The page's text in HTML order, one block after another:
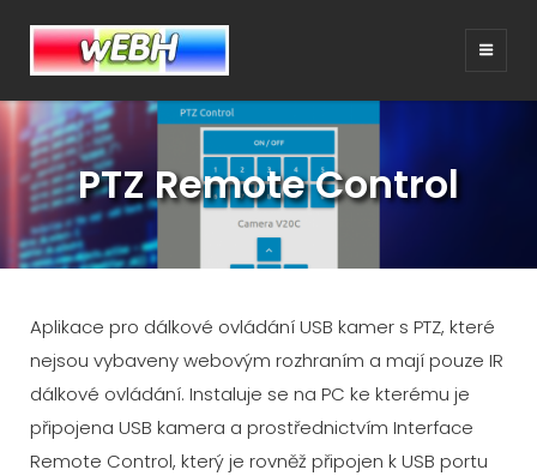
PTZ Remote Control
Aplikace pro dálkové ovládání USB kamer s PTZ, které
nejsou vybaveny webovým rozhraním a mají pouze IR
dálkové ovládání. Instaluje se na PC ke kterému je
připojena USB kamera a prostřednictvím Interface
Remote Control, který je rovněž připojen k USB portu